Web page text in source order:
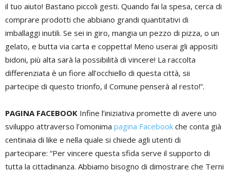
il tuo aiuto! Bastano piccoli gesti. Quando fai la spesa, cerca di
comprare prodotti che abbiano grandi quantitativi di
imballaggi inutili. Se sei in giro, mangia un pezzo di pizza, o un
gelato, e butta via carta e coppetta! Meno userai gli appositi
bidoni, più alta sarà la possibilità di vincere! La raccolta
differenziata è un fiore all’occhiello di questa città, sii
partecipe di questo trionfo, il Comune penserà al resto!”.
PAGINA FACEBOOK Infine l’iniziativa promette di avere uno
sviluppo attraverso l’omonima pagina Facebook che conta già
centinaia di like e nella quale si chiede agli utenti di
partecipare: “Per vincere questa sfida serve il supporto di
tutta la cittadinanza. Abbiamo bisogno di dimostrare che Terni